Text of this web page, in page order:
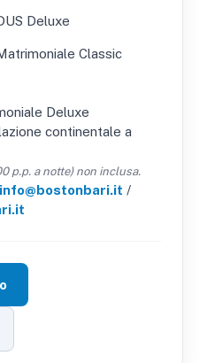
Deluxe
Classic
Deluxe
continentale a
p.p. a notte) non inclusa.
info@bostonbari.it /